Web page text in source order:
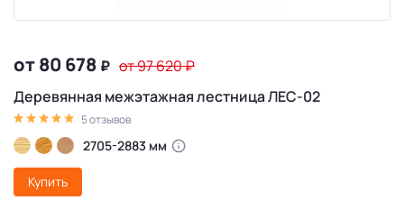
от 80 678 ₽ от 97 620₽
Деревянная межэтажная лестница ЛЕС-02
5 отзывов
2705-2883 мм
Купить